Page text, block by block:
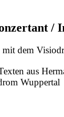
/
mit dem
aus
Wuppertal